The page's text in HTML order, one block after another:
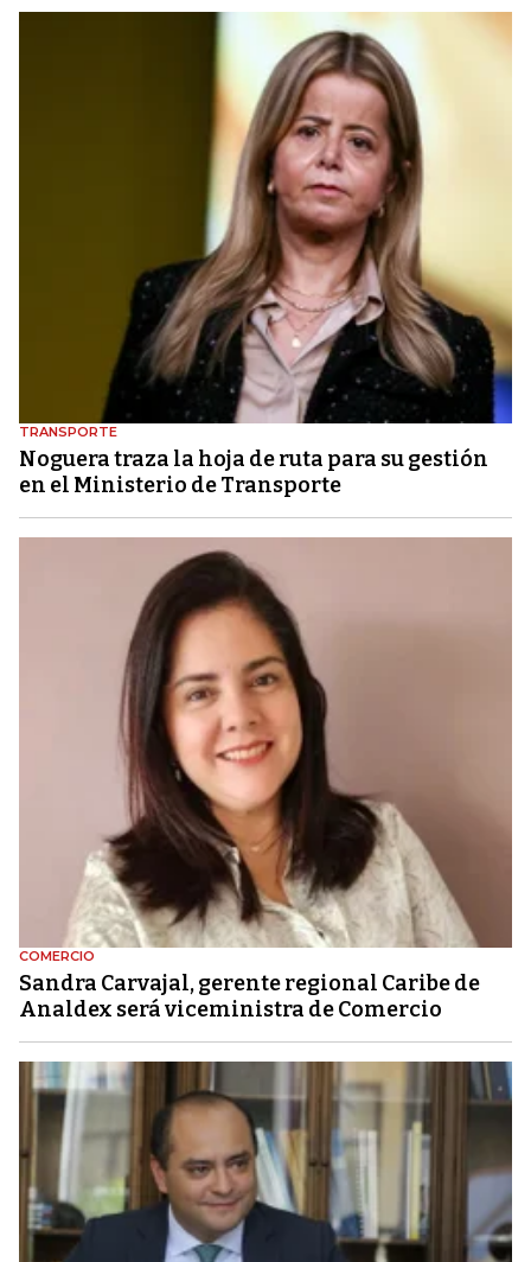
TRANSPORTE
Noguera traza la hoja de ruta para su gestión
en el Ministerio de Transporte
COMERCIO
Sandra Carvajal, gerente regional Caribe de
Analdex será viceministra de Comercio